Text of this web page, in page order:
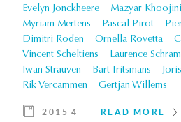
Evelyn Jonckheere
Mazyar
Myriam Mertens
Pascal Pirot
Dimitri Roden
Ornella Rovetta
Vincent Scheltiens
Laurence Schram
Iwan Strauven
Bart Tritsmans
Rik Vercammen
Gertjan Willems
2015 4 READ MORE